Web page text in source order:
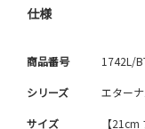
仕様
商品番号 1742L/
シリーズ エター
サイズ
【